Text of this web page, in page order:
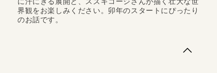
界観をお楽しみください。卯年のスタートにぴったり
のお話です。